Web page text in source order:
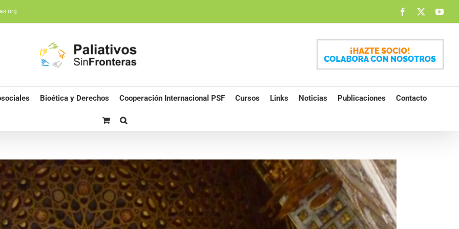
Facebook
Bioética y Derechos Cooperación Internacional PSF Cursos Links Noticias Publicaciones Contacto